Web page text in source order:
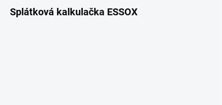
Splátková kalkulačka ESSOX